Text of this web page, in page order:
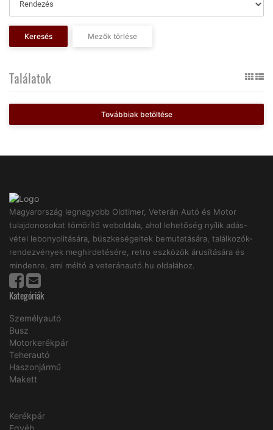
Keresés Mezők törlése
Találatok
Továbbiak betöltése
Magyarország legnagyobb Oldtimer, Veterán Autó és Motor
tulajdonosokat tömörítő weboldala, ahol lehetőség nyílik adás-
vétel lebonyolitására, büszkeségeitek bemutatására, találkozók-
rendezvények meghirdetésére, retro eszközök árusítására és
mindenre, ami méltó a veteránautó.hu oldalához.
Kategóriák
Személyautó
Busz
Motorkerékpár
Teherautó
Haszonjármű
Makett
Kerékpár
Egyéb